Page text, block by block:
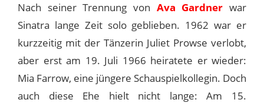
Nach seiner Trennung von Ava Gardner war
Sinatra lange Zeit solo geblieben. 1962 war er
kurzzeitig mit der Tänzerin Juliet Prowse verlobt,
aber erst am 19. Juli 1966 heiratete er wieder:
Mia Farrow, eine jüngere Schauspielkollegin. Doch
auch diese Ehe hielt nicht lange: Am 15.